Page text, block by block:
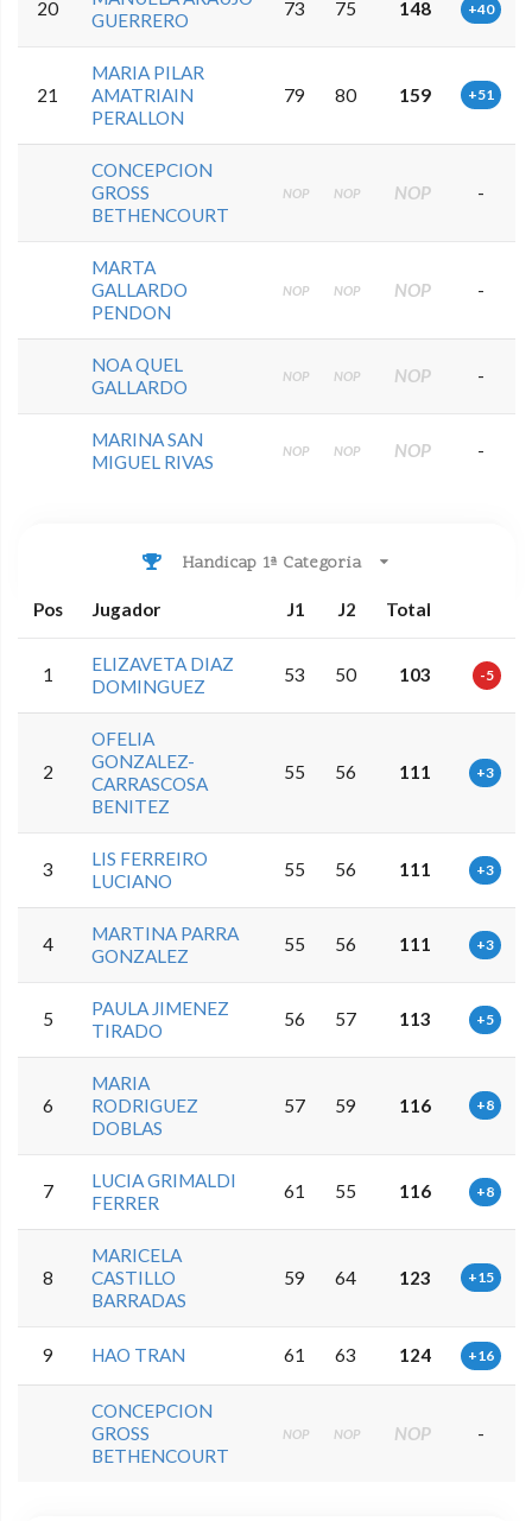
20
GUERRERO
73 75 148 +40
21
MARIA PILAR
AMATRIAIN
PERALLON
79 80 159 +51
CONCEPCION
GROSS
BETHENCOURT
NOP NOP NOP -
MARTA
GALLARDO
PENDON
NOP NOP NOP -
NOA QUEL
GALLARDO
NOP NOP NOP -
MARINA SAN
MIGUEL RIVAS
NOP NOP NOP -
Handicap 1ª Categoria
Pos Jugador J1 J2 Total
1
ELIZAVETA DIAZ
DOMINGUEZ
53 50 103 -5
2
OFELIA
GONZALEZ-
CARRASCOSA
BENITEZ
55 56 111 +3
3
LIS FERREIRO
LUCIANO
55 56 111 +3
4
MARTINA PARRA
GONZALEZ
55 56 111 +3
5
PAULA JIMENEZ
TIRADO
56 57 113 +5
6
MARIA
RODRIGUEZ
DOBLAS
57 59 116 +8
7
LUCIA GRIMALDI
FERRER
61 55 116 +8
8
MARICELA
CASTILLO
BARRADAS
59 64 123 +15
9 HAO TRAN 61 63 124 +16
CONCEPCION
GROSS
BETHENCOURT
NOP NOP NOP -